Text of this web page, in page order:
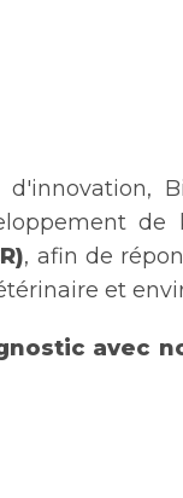
de
, afin de
et
avec